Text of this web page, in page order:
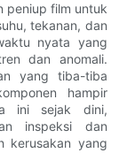
peniup film untuk
tekanan, dan
nyata yang
dan anomali.
yang tiba-tiba
hampir
ini sejak dini,
inspeksi dan
kerusakan yang